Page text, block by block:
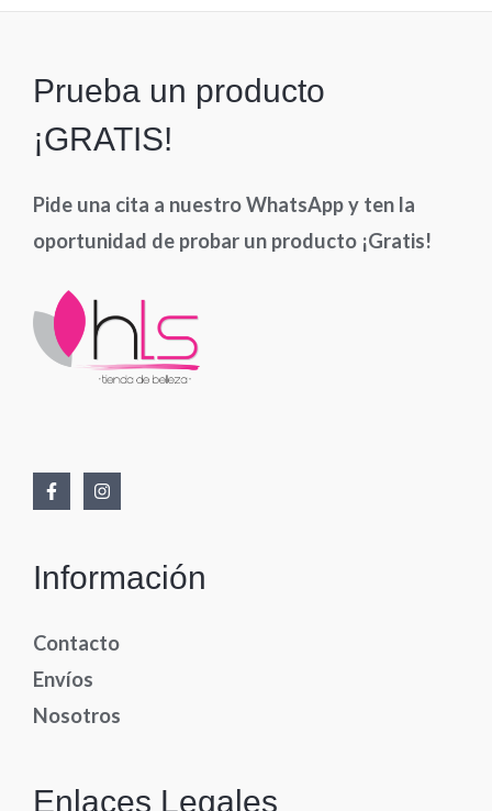
Prueba un producto
¡GRATIS!
Pide una cita a nuestro WhatsApp y ten la
oportunidad de probar un producto ¡Gratis!
Información
Contacto
Envíos
Nosotros
Enlaces Legales